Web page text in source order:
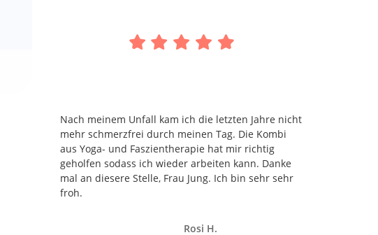
Nach meinem Unfall kam ich die letzten Jahre nicht
mehr schmerzfrei durch meinen Tag. Die Kombi
aus Yoga- und Faszientherapie hat mir richtig
geholfen sodass ich wieder arbeiten kann. Danke
mal an diesere Stelle, Frau Jung. Ich bin sehr sehr
froh.
Rosi H.